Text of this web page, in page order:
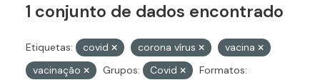
1 conjunto de dados encontrado
Etiquetas: covid corona vírus
vacina
vacinação
Grupos: Covid
Formatos: